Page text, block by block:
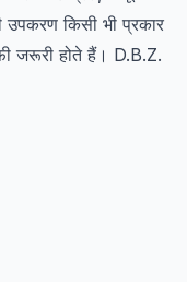
किसी भी प्रकार
जरूरी होते हैं। D.B.Z.